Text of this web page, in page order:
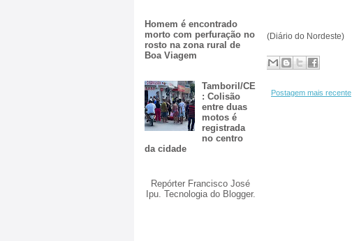
Homem é encontrado
morto com perfuração no
rosto na zona rural de
Boa Viagem
Tamboril/CE
: Colisão
entre duas
motos é
registrada
no centro
da cidade
Repórter Francisco José
Ipu. Tecnologia do Blogger.
(Diário do Nordeste)
Postagem mais recente